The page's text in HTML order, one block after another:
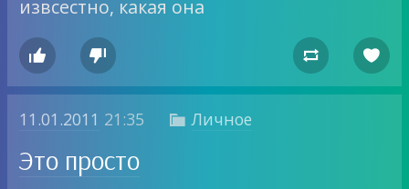
извсестно, какая она
   
11.01.2011 21:35  Личное
Это просто